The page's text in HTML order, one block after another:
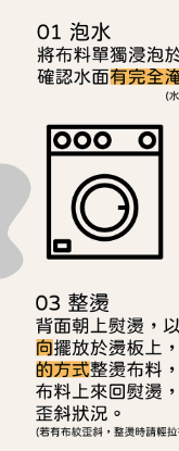
https://aftee.tw/terms/
３．未成年的使用者請事
「AFTEE先享後付」，
任。
４．使用「AFTEE先享
時審查核予不同之上限額
請求用戶進行身份認證。
５．嚴禁一人註冊多個帳
恩沛科技股份有限公司將